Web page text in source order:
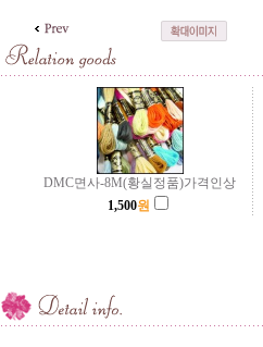
DMC면사-8M(황실정품)가격인상
1,500원